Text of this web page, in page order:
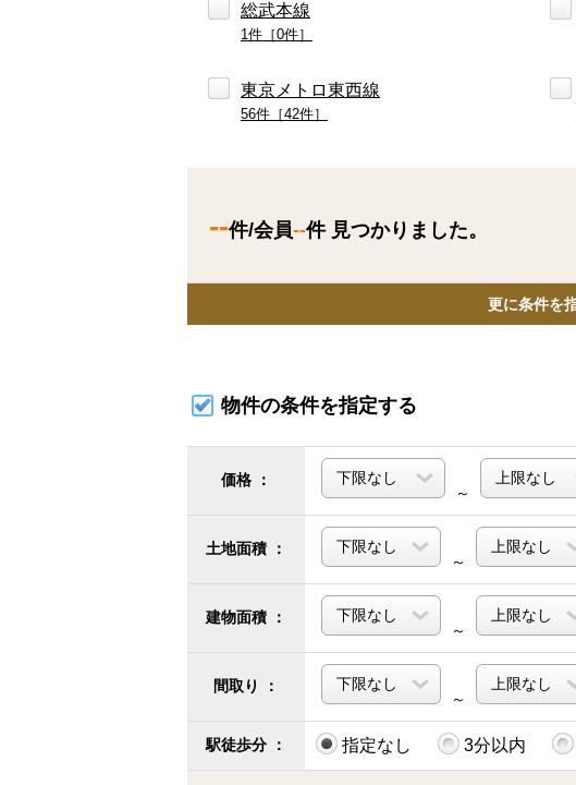
総武本線
1件［0件］
東京メトロ東西線
56件［42件］
--件/会員--件 見つかりました。
更に条件を
物件の条件を指定する
価格 ：
～
土地面積 ：
～
建物面積 ：
～
間取り ：
～
駅徒歩分 ： 指定なし 3分以内